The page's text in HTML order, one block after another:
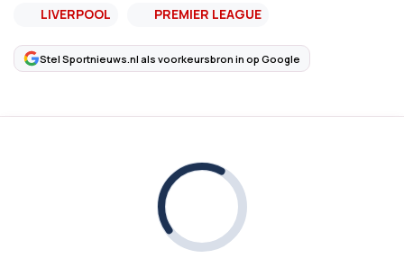
LIVERPOOL
PREMIER LEAGUE
Stel Sportnieuws.nl als voorkeursbron in op Google